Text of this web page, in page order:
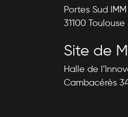
Portes Sud
31100 Toulouse
Site de
Halle de
Cambacérès